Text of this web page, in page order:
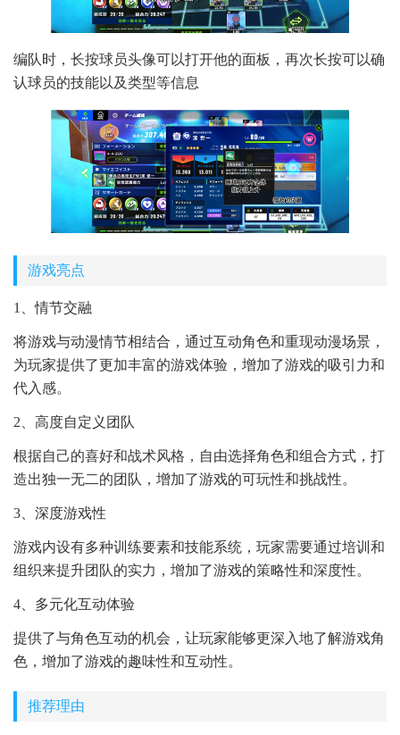
编队时，长按球员头像可以打开他的面板，再次长按可以确
认球员的技能以及类型等信息
游戏亮点
1、情节交融
将游戏与动漫情节相结合，通过互动角色和重现动漫场景，
为玩家提供了更加丰富的游戏体验，增加了游戏的吸引力和
代入感。
2、高度自定义团队
根据自己的喜好和战术风格，自由选择角色和组合方式，打
造出独一无二的团队，增加了游戏的可玩性和挑战性。
3、深度游戏性
游戏内设有多种训练要素和技能系统，玩家需要通过培训和
组织来提升团队的实力，增加了游戏的策略性和深度性。
4、多元化互动体验
提供了与角色互动的机会，让玩家能够更深入地了解游戏角
色，增加了游戏的趣味性和互动性。
推荐理由